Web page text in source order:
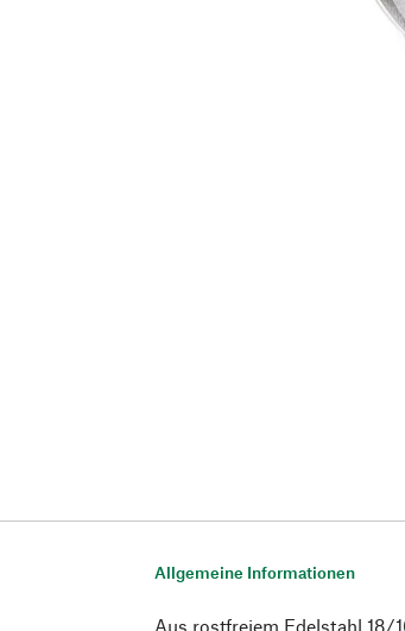
Allgemeine Informationen
Aus rostfreiem Edelstahl 18/